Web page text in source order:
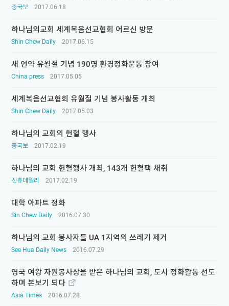
중국보 2017.06.18
하나님의교회 세계복음선교협회 어르신 방문
Shin Chew Daily 2017.06.15
새 언약 유월절 기념 190명 환경정화운동 참여
China press 2017.05.05
세계복음선교협회 유월절 기념 봉사활동 개최
Shin Chew Daily 2017.05.03
하나님의 교회의 헌혈 행사
중국보 2017.02.19
하나님의 교회 헌혈행사 개최, 143개 헌혈팩 채취
신츄데일리 2017.02.19
대학 아파트 정화
Sin Chew Daily 2016.07.30
하나님의 교회 봉사자들 UA 1지역의 쓰레기 제거
See Hua Daily News 2016.07.29
영국 여왕 자원봉사상을 받은 하나님의 교회, 도시 정화활동 선도
하며 본보기 되다
Asia Times 2016.07.28